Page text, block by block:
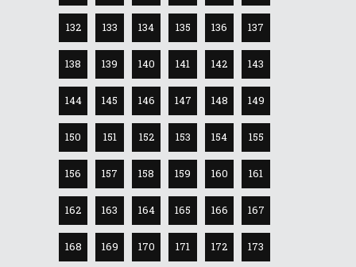
132 133 134 135 136 137
138 139 140 141 142 143
144 145 146 147 148 149
150 151 152 153 154 155
156 157 158 159 160 161
162 163 164 165 166 167
168 169 170 171 172 173